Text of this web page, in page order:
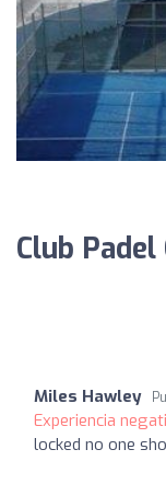
Club
Miles Hawley
Experiencia
locked no one